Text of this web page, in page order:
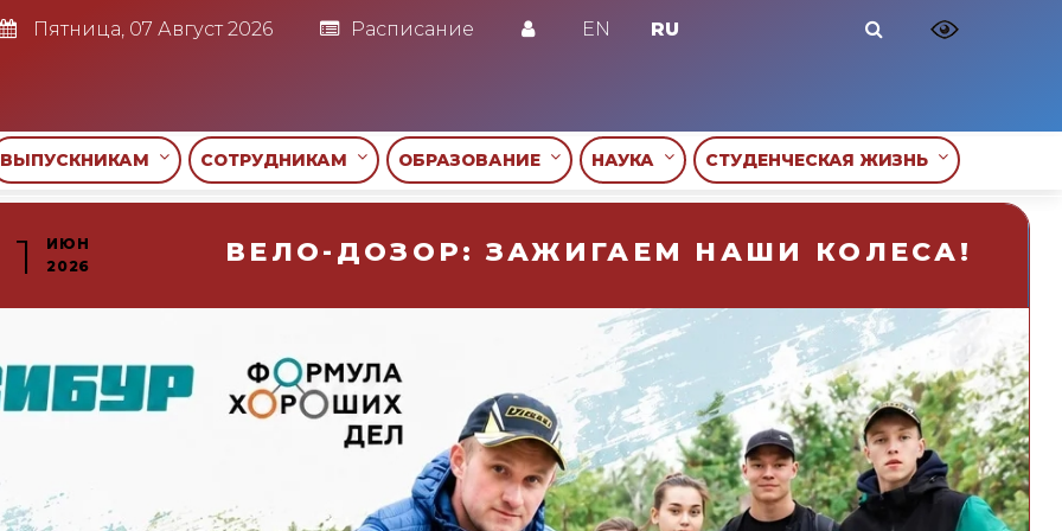
Пятница, 07 Август 2026 Расписание EN RU
ВЫПУСКНИКАМ СОТРУДНИКАМ ОБРАЗОВАНИЕ НАУКА СТУДЕНЧЕСКАЯ ЖИЗНЬ
ВЕЛО-ДОЗОР: ЗАЖИГАЕМ НАШИ КОЛЕСА!
1
ИЮН
2026